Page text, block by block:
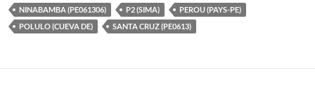
NINABAMBA (PE061306)
P2 (SIMA)
PEROU (PAYS-PE)
POLULO (CUEVA DE)
SANTA CRUZ (PE0613)